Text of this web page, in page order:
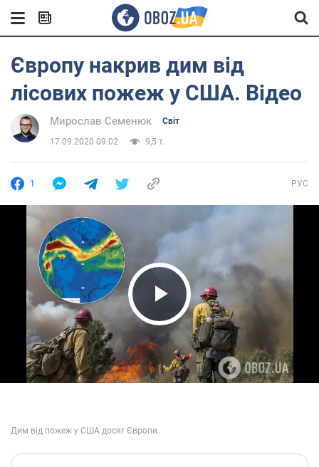
Європу накрив дим від
лісових пожеж у США. Відео
Мирослав Семенюк Світ
17.09.2020 09:02 9,5 т.
1 РУС
Play Video